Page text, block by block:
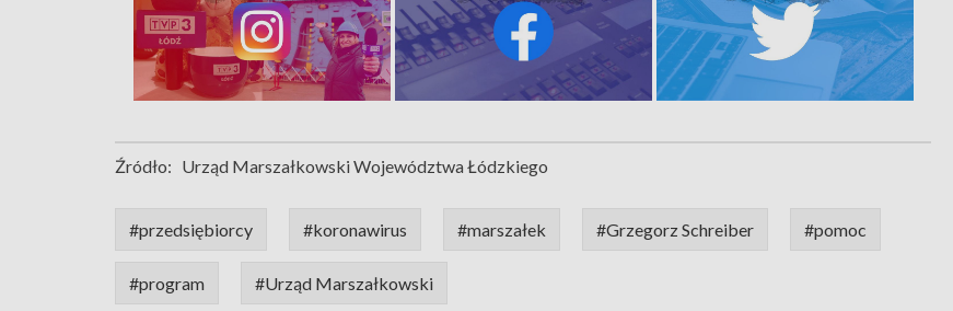
Źródło: Urząd Marszałkowski Województwa Łódzkiego
#przedsiębiorcy #koronawirus #marszałek #Grzegorz Schreiber #pomoc
#program #Urząd Marszałkowski